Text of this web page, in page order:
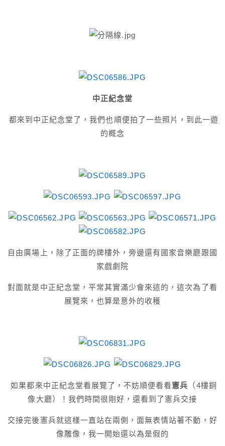
中正紀念堂
都來到中正紀念堂了，我們也順便拍了一些照片，到此一遊
的概念
自由廣場上，除了正面的牌樓外，旁邊還有國家音樂廳跟國
家戲劇院
對面就是中正紀念堂，平常其實滿少會來這的，這次為了看
展覽來，也算是意外的收穫
如果都來中正紀念堂看展覽了，不妨順便看看憲兵 （4樓銅
像大廳）！我們時間很剛好，還看到了憲兵交接
交接完後憲兵就這樣一直站在兩側，面無表情站著不動，好
像雕像，我一開始還以為是假的